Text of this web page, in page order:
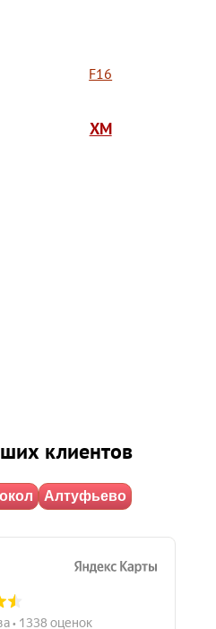
F16
XM
клиентов
Алтуфьево